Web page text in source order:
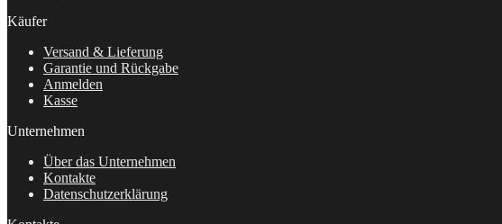
Käufer
Versand & Lieferung
Garantie und Rückgabe
Anmelden
Kasse
Unternehmen
Über das Unternehmen
Kontakte
Datenschutzerklärung